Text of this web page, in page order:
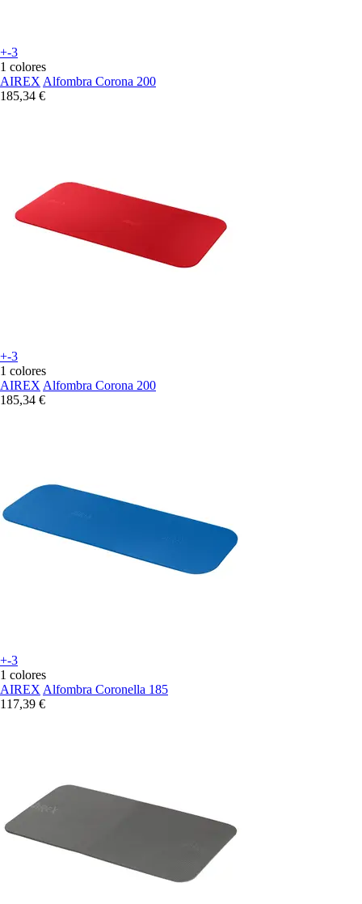
+-3
1 colores
AIREX Alfombra Corona 200
185,34 €
+-3
1 colores
AIREX Alfombra Corona 200
185,34 €
+-3
1 colores
AIREX Alfombra Coronella 185
117,39 €